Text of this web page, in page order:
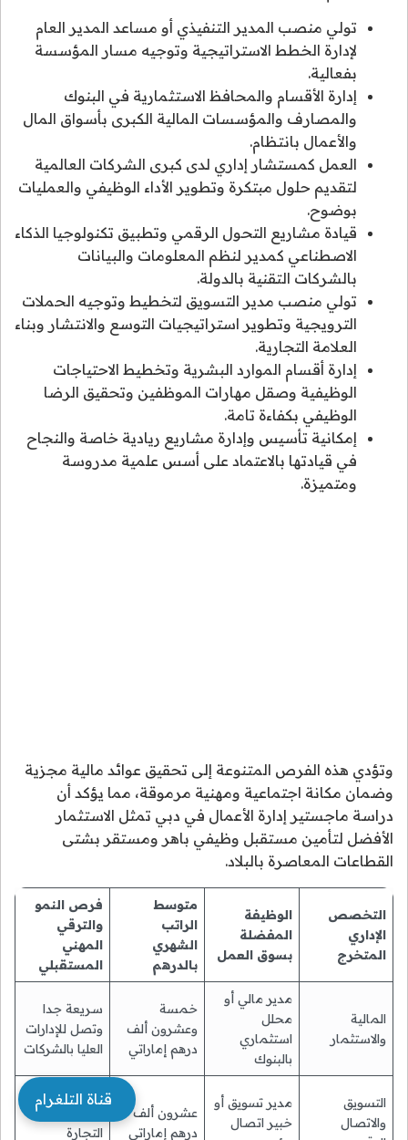
تولي منصب المدير التنفيذي أو مساعد المدير العام
لإدارة الخطط الاستراتيجية وتوجيه مسار المؤسسة
بفعالية.
إدارة الأقسام والمحافظ الاستثمارية في البنوك
والمصارف والمؤسسات المالية الكبرى بأسواق المال
والأعمال بانتظام.
العمل كمستشار إداري لدى كبرى الشركات العالمية
لتقديم حلول مبتكرة وتطوير الأداء الوظيفي والعمليات
بوضوح.
قيادة مشاريع التحول الرقمي وتطبيق تكنولوجيا الذكاء
الاصطناعي كمدير لنظم المعلومات والبيانات
بالشركات التقنية بالدولة.
تولي منصب مدير التسويق لتخطيط وتوجيه الحملات
الترويجية وتطوير استراتيجيات التوسع والانتشار وبناء
العلامة التجارية.
إدارة أقسام الموارد البشرية وتخطيط الاحتياجات
الوظيفية وصقل مهارات الموظفين وتحقيق الرضا
الوظيفي بكفاءة تامة.
إمكانية تأسيس وإدارة مشاريع ريادية خاصة والنجاح
في قيادتها بالاعتماد على أسس علمية مدروسة
ومتميزة.
وتؤدي هذه الفرص المتنوعة إلى تحقيق عوائد مالية مجزية
وضمان مكانة اجتماعية ومهنية مرموقة، مما يؤكد أن
دراسة ماجستير إدارة الأعمال في دبي تمثل الاستثمار
الأفضل لتأمين مستقبل وظيفي باهر ومستقر بشتى
القطاعات المعاصرة بالبلاد.
التخصص
الإداري
المتخرج
الوظيفة
المفضلة
بسوق العمل
متوسط
الراتب
الشهري
بالدرهم
فرص النمو
والترقي
المهني
المستقبلي
المالية
والاستثمار
مدير مالي أو
محلل
استثماري
بالبنوك
خمسة
وعشرون ألف
درهم إماراتي
سريعة جدا
وتصل للإدارات
العليا بالشركات
التسويق
والاتصال
مدير تسويق أو
خبير اتصال
عشرون ألف
درهم إماراتي
ممتازة في
التجارة
قناة التلغرام